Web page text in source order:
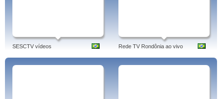
SESCTV vídeos Rede TV Rondônia ao vivo